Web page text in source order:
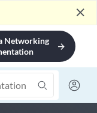
close
Networking
arrow_forward